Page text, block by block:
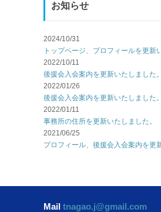
お知らせ
2024/10/31
トップページ、プロフィールを更新
2022/10/11
後援会入会案内を更新いたしました。
2022/01/26
後援会入会案内を更新いたしました。
2022/01/11
事務所の住所を更新いたしました。
2021/06/25
プロフィール、後援会入会案内を更
Mail tnagao.j@gmail.com